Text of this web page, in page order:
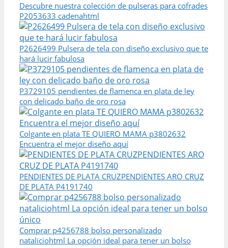
Descubre nuestra colección de pulseras para cofrades
P2053633 cadenahtml
P2626499 Pulsera de tela con diseño exclusivo que te
hará lucir fabulosa
P3729105 pendientes de flamenca en plata de ley
con delicado baño de oro rosa
Colgante en plata TE QUIERO MAMA p3802632
Encuentra el mejor diseño aquí
PENDIENTES DE PLATA CRUZPENDIENTES ARO CRUZ
DE PLATA P4191740
Comprar p4256788 bolso personalizado
nataliciohtml La opción ideal para tener un bolso